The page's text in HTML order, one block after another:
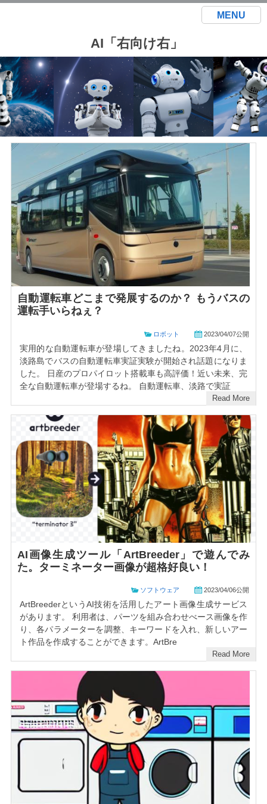
MENU
AI「右向け右」
自動運転車どこまで発展するのか？ もうバスの
運転手いらねぇ？
ロボット 2023/04/07公開
実用的な自動運転車が登場してきましたね。2023年4月に、
淡路島でバスの自動運転車実証実験が開始され話題になりま
した。 日産のプロパイロット搭載車も高評価！近い未来、完
全な自動運転車が登場するね。 自動運転車、淡路で実証
Read More
AI画像生成ツール「ArtBreeder」で遊んでみ
た。ターミネーター画像が超格好良い！
ソフトウェア 2023/04/06公開
ArtBreederというAI技術を活用したアート画像生成サービス
があります。 利用者は、パーツを組み合わせべース画像を作
り、各パラメーターを調整、キーワードを入れ、新しいアー
ト作品を作成することができます。ArtBre
Read More